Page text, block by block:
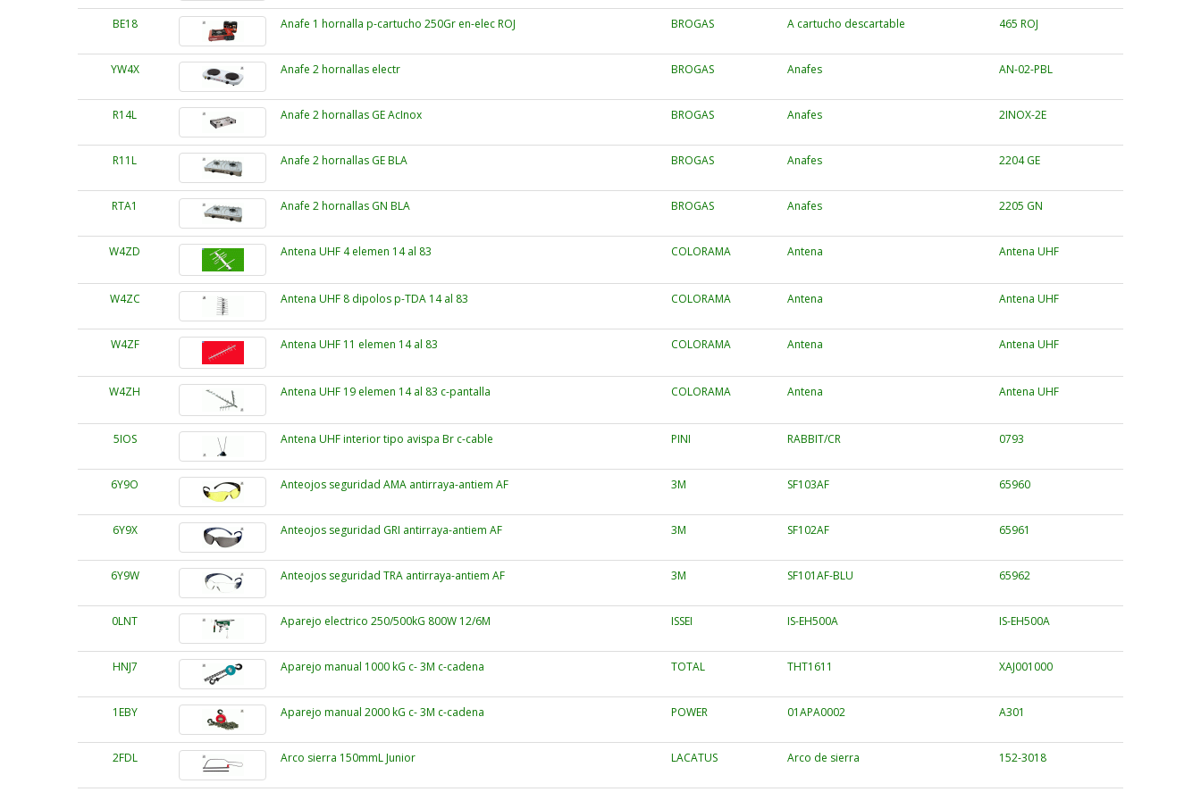
BE18 Anafe 1 hornalla p-cartucho 250Gr en-elec ROJ BROGAS A cartucho descartable 465 ROJ
YW4X Anafe 2 hornallas electr BROGAS Anafes AN-02-PBL
R14L Anafe 2 hornallas GE AcInox BROGAS Anafes 2INOX-2E
R11L Anafe 2 hornallas GE BLA BROGAS Anafes 2204 GE
RTA1 Anafe 2 hornallas GN BLA BROGAS Anafes 2205 GN
W4ZD Antena UHF 4 elemen 14 al 83 COLORAMA Antena Antena UHF
W4ZC Antena UHF 8 dipolos p-TDA 14 al 83 COLORAMA Antena Antena UHF
W4ZF Antena UHF 11 elemen 14 al 83 COLORAMA Antena Antena UHF
W4ZH Antena UHF 19 elemen 14 al 83 c-pantalla COLORAMA Antena Antena UHF
5IOS Antena UHF interior tipo avispa Br c-cable PINI RABBIT/CR 0793
6Y9O Anteojos seguridad AMA antirraya-antiem AF 3M SF103AF 65960
6Y9X Anteojos seguridad GRI antirraya-antiem AF 3M SF102AF 65961
6Y9W Anteojos seguridad TRA antirraya-antiem AF 3M SF101AF-BLU 65962
0LNT Aparejo electrico 250/500kG 800W 12/6M ISSEI IS-EH500A IS-EH500A
HNJ7 Aparejo manual 1000 kG c- 3M c-cadena TOTAL THT1611 XAJ001000
1EBY Aparejo manual 2000 kG c- 3M c-cadena POWER 01APA0002 A301
2FDL Arco sierra 150mmL Junior LACATUS Arco de sierra 152-3018